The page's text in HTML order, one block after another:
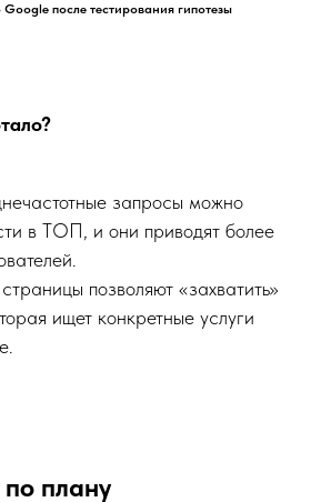
после тестирования гипотезы
запросы можно
в ТОП, и они приводят более
позволяют «захватить»
ищет конкретные услуги
плану